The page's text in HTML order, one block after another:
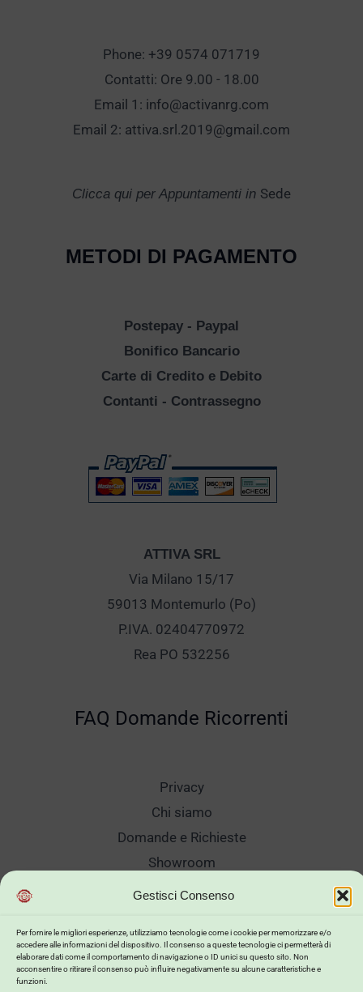
Gestisci Consenso
Per fornire le migliori esperienze, utilizziamo tecnologie come i cookie per memorizzare e/o
accedere alle informazioni del dispositivo. Il consenso a queste tecnologie ci permetterà di
elaborare dati come il comportamento di navigazione o ID unici su questo sito. Non
acconsentire o ritirare il consenso può influire negativamente su alcune caratteristiche e
funzioni.
Phone: +39 0574 071719
Contatti: Ore 9.00 - 18.00
Email 1: info@activanrg.com
Email 2: attiva.srl.2019@gmail.com
Clicca qui per Appuntamenti in Sede
METODI DI PAGAMENTO
Postepay - Paypal
Bonifico Bancario
Carte di Credito e Debito
Contanti - Contrassegno
ATTIVA SRL
Via Milano 15/17
59013 Montemurlo (Po)
P.IVA. 02404770972
Rea PO 532256
FAQ Domande Ricorrenti
Privacy
Chi siamo
Domande e Richieste
Showroom
Spedizioni
Reso Cambio Merce
Lavora Con Noi